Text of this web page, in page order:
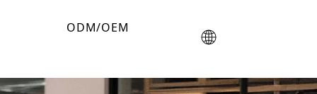
ODM/OEM